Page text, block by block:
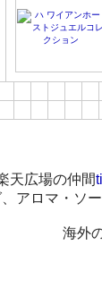
天広場の仲間
アロマ・ソ
海外